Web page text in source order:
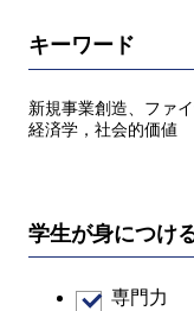
キーワード
新規事業創造、ファ
経済学，社会的価値
学生が身につけ
専門力